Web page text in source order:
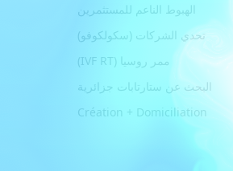
الهبوط الناعم للمستثمرين
تحدي الشركات (سكولكوفو)
ممر روسيا (IVF RT)
البحث عن ستارتابات جزائرية
Création + Domiciliation